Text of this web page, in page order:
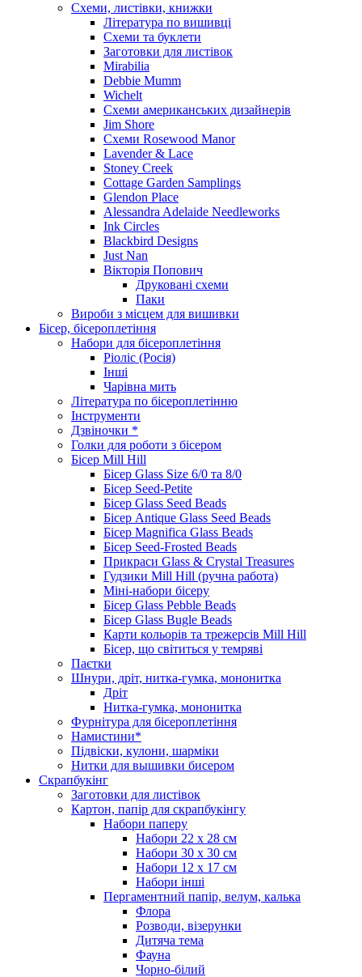
Схеми, листівки, книжки
Література по вишивці
Схеми та буклети
Заготовки для листівок
Mirabilia
Debbie Mumm
Wichelt
Схеми американських дизайнерів
Jim Shore
Cхеми Rosewood Manor
Lavender & Lace
Stoney Creek
Cottage Garden Samplings
Glendon Place
Alessandra Adelaide Needleworks
Ink Circles
Blackbird Designs
Just Nan
Вікторія Попович
Друковані схеми
Паки
Вироби з місцем для вишивки
Бісер, бісероплетіння
Набори для бісероплетіння
Ріоліс (Росія)
Інші
Чарівна мить
Література по бісероплетінню
Інструменти
Дзвіночки *
Голки для роботи з бісером
Бісер Mill Hill
Бісер Glass Size 6/0 та 8/0
Бісер Seed-Petite
Бісер Glass Seed Beads
Бісер Antique Glass Seed Beads
Бісер Magnifica Glass Beads
Бісер Seed-Frosted Beads
Прикраси Glass & Crystal Treasures
Гудзики Mill Hill (ручна работа)
Міні-набори бісеру
Бісер Glass Pebble Beads
Бісер Glass Bugle Beads
Карти кольорів та трежерсів Mill Hill
Бісер, що світиться у темряві
Паєтки
Шнури, дріт, нитка-гумка, мононитка
Дріт
Нитка-гумка, мононитка
Фурнітура для бісероплетіння
Намистини*
Підвіски, кулони, шарміки
Нитки для вышивки бисером
Скрапбукінг
Заготовки для листівок
Картон, папір для скрапбукінгу
Набори паперу
Набори 22 х 28 см
Набори 30 х 30 см
Набори 12 х 17 см
Набори інші
Пергаментний папір, велум, калька
Флора
Розводи, візерунки
Дитяча тема
Фауна
Чорно-білий